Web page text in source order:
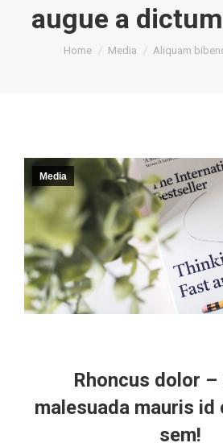
augue a
You are here:
Home Media Aliquam
Media
Rhoncus dolor –
malesuada mauris
sem!